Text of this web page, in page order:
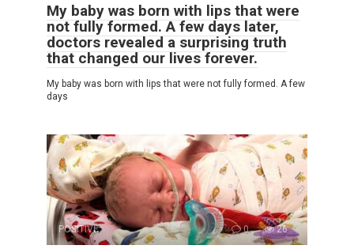
My baby was born with lips that were
not fully formed. A few days later,
doctors revealed a surprising truth
that changed our lives forever.
My baby was born with lips that were not fully formed. A few
days
POSITIVE 0 26